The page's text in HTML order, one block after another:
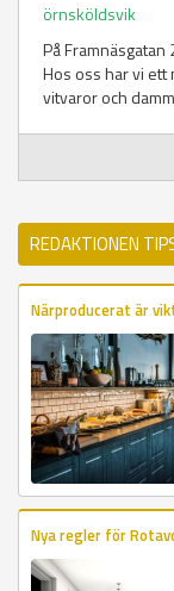
örnsköldsvik
På
Hos oss har vi ett
vitvaror och
REDAKTIONEN
Närproducerat är
Nya regler för